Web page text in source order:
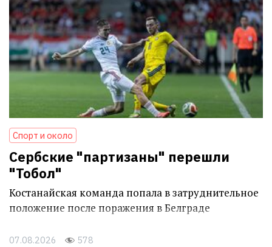
Спорт и около
Сербские "партизаны" перешли
"Тобол"
Костанайская команда попала в затруднительное
положение после поражения в Белграде
07.08.2026 578